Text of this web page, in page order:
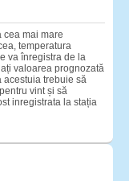
cea mai mare
temperatura
va înregistra de la
valoarea prognozată
acestuia trebuie să
vint și să
inregistrata la stația